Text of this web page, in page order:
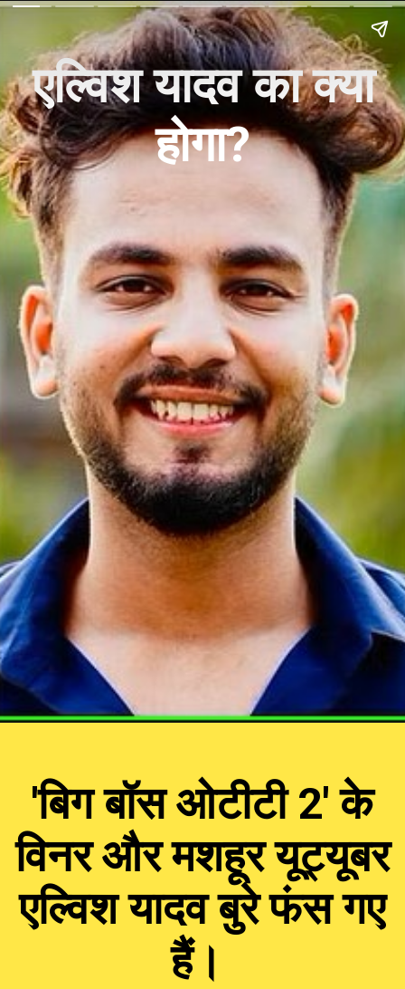
एल्विश यादव का क्या
होगा?
'बिग बॉस ओटीटी 2' के
विनर और मशहूर यूट्यूबर
एल्विश यादव बुरे फंस गए
हैं।